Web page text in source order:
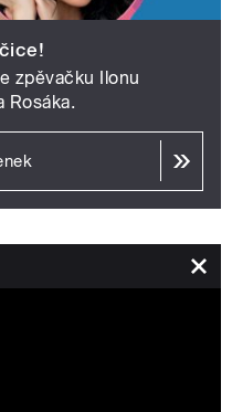
zpěvačku Ilonu
Rosáka.